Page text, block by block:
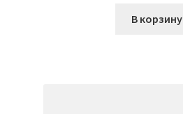
В корзину